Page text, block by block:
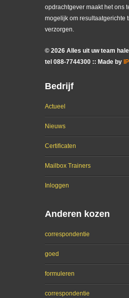
opdrachtgever maakt het ons
mogelijk om resultaatgerichte
verzorgen.
© 2026 Alles uit uw team
tel 088-7744300 :: Made by IP
Bedrijf
Actueel
Nieuws
Certificaten
Mailbox Trainers
Inloggen
Anderen kozen
correspondentie
goed
formuleren
correspondentie